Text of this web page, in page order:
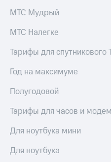
МТС Мудрый
МТС Налегке
Тарифы для спутникового
Год на максимуме
Полугодовой
Тарифы для часов и
Для ноутбука мини
Для ноутбука